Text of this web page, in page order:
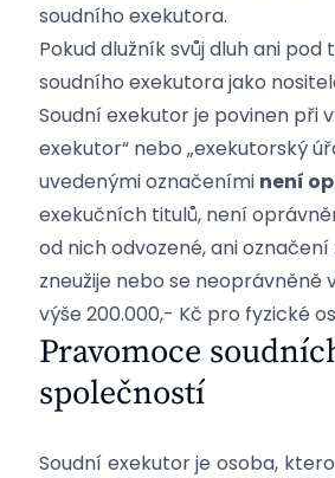
soudního exekutora.
Pokud dlužník svůj dluh ani
soudního exekutora jako
Soudní exekutor je povinen při
exekutor“ nebo „exekutorský
uvedenými označeními není
exekučních titulů, není
od nich odvozené, ani
zneužije nebo se
výše 200.000,- Kč pro fyzické
Pravomoce
společností
Soudní exekutor je osoba,